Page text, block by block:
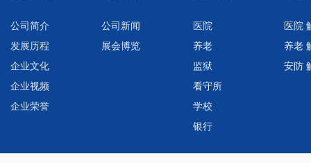
公司简介
发展历程
企业文化
企业视频
企业荣誉
公司新闻
展会博览
医院
养老
监狱
看守所
学校
银行
医院
养老
安防